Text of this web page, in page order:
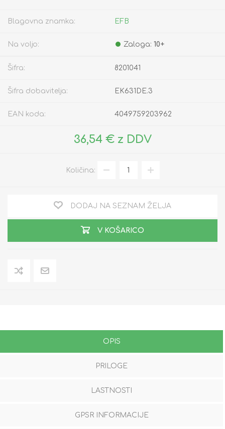
Blagovna znamka: EFB
Na voljo: Zaloga: 10+
Šifra: 8201041
Šifra dobavitelja: EK631DE.3
EAN koda: 4049759203962
36,54 € z DDV
Količina:
DODAJ NA SEZNAM ŽELJA
V KOŠARICO
OPIS
PRILOGE
LASTNOSTI
GPSR INFORMACIJE